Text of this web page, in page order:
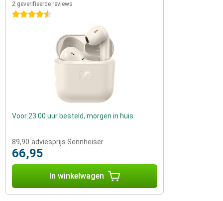
2 geverifieerde reviews
4.5 sterren
Voor 23:00 uur besteld, morgen in huis
89,90 adviesprijs Sennheiser
66,95
In winkelwagen